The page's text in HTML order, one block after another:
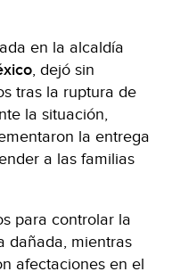
en la alcaldía
, dejó sin
tras la ruptura de
la situación,
la entrega
a las familias
para controlar la
dañada, mientras
afectaciones en el